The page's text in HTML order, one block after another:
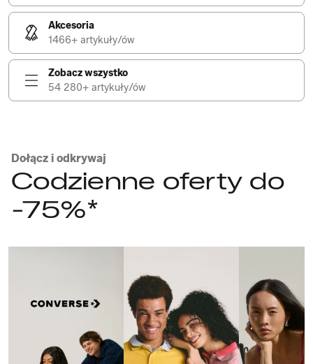
Akcesoria
1466+ artykuły/ów
Zobacz wszystko
54 280+ artykuły/ów
Dołącz i odkrywaj
Codzienne oferty do
-75%*